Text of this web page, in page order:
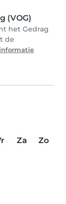
(VOG)
het Gedrag
de
Za
Zo